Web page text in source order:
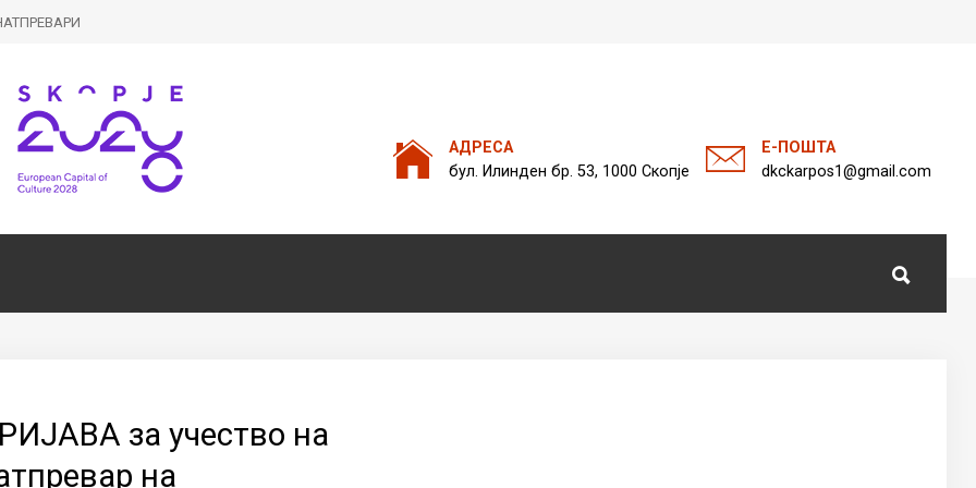
АДРЕСА
бул. Илинден бр. 53, 1000 Скопје
Е-ПОШТА
dkckarpos1@gmail.com
Пребарајтена нашата веб страна
за учество на
на